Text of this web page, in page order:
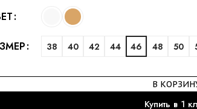
38 40 42 44 46 48 50
В
Купить в 1